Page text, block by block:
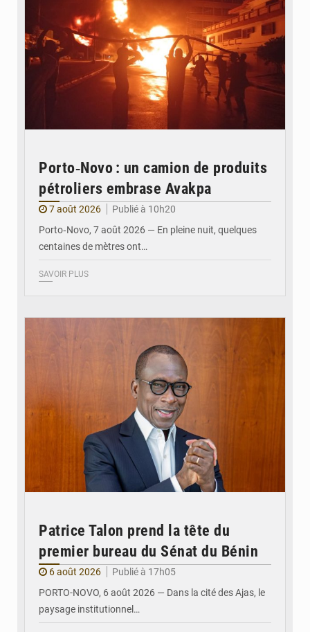
Porto‑Novo : un camion de produits
pétroliers embrase Avakpa
7 août 2026
Publié à 10h20
Porto‑Novo, 7 août 2026 — En pleine nuit, quelques
centaines de mètres ont…
SAVOIR PLUS
Patrice Talon prend la tête du
premier bureau du Sénat du Bénin
6 août 2026
Publié à 17h05
PORTO-NOVO, 6 août 2026 — Dans la cité des Ajas, le
paysage institutionnel…